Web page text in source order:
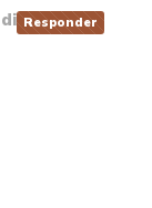
disse:Responder